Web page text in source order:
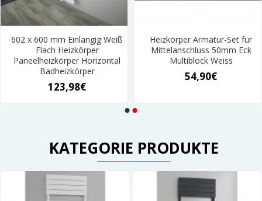
602 x 600 mm Einlangig Weiß
Flach Heizkörper
Paneelheizkörper Horizontal
Badheizkörper
123,98€
Heizkörper Armatur-Set für
Mittelanschluss 50mm Eck
Multiblock Weiss
54,90€
KATEGORIE PRODUKTE